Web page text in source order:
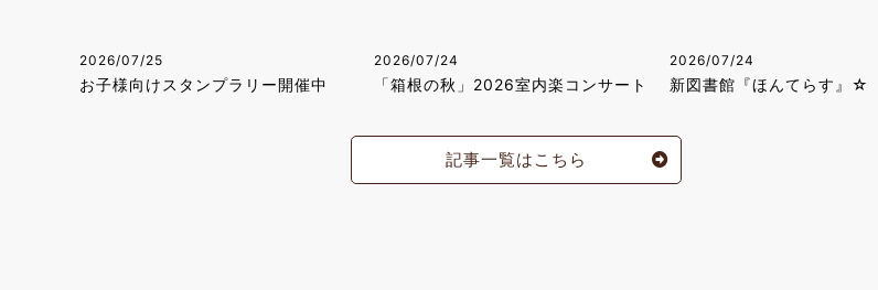
2026/07/25
お子様向けスタンプラリー開催中
2026/07/24
「箱根の秋」2026室内楽コンサート
2026/07/24
新図書館『ほんてらす』☆
記事一覧はこちら